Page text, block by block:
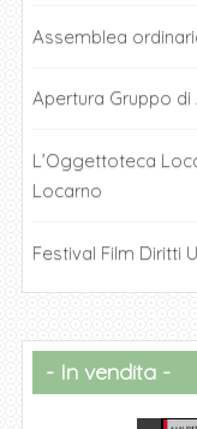
Assemblea
Apertura Gruppo
L’Oggettoteca
Locarno
Festival Film Diritti
In vendita